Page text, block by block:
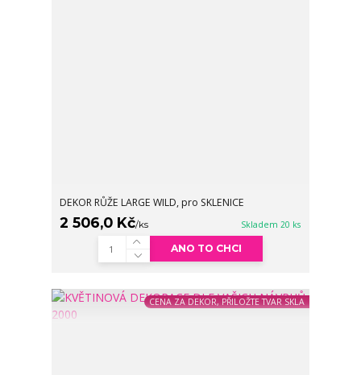
DEKOR RŮŽE LARGE WILD, pro SKLENICE
2 506,0 Kč/ks Skladem 20 ks
ANO TO CHCI
CENA ZA DEKOR, PŘILOŽTE TVAR SKLA